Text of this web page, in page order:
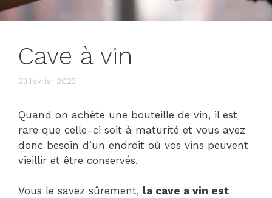
Cave à vin
23 février 2023
Quand on achète une bouteille de vin, il est
rare que celle-ci soit à maturité et vous avez
donc besoin d’un endroit où vos vins peuvent
vieillir et être conservés.
Vous le savez sûrement, la cave a vin est